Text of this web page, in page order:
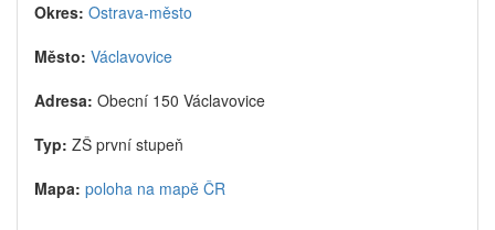
Okres: Ostrava-město
Město: Václavovice
Adresa: Obecní 150 Václavovice
Typ: ZŠ první stupeň
Mapa: poloha na mapě ČR